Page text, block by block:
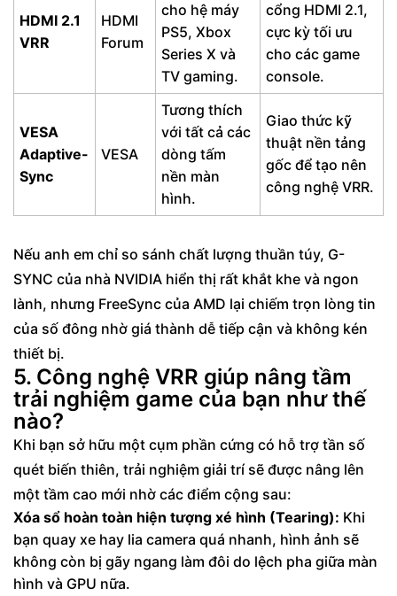
HDMI 2.1
VRR
HDMI
Forum
cho hệ máy
PS5, Xbox
Series X và
TV gaming.
cổng HDMI 2.1,
cực kỳ tối ưu
cho các game
console.
VESA
Adaptive-
Sync
VESA
Tương thích
với tất cả các
dòng tấm
nền màn
hình.
Giao thức kỹ
thuật nền tảng
gốc để tạo nên
công nghệ VRR.
Nếu anh em chỉ so sánh chất lượng thuần túy, G-
SYNC của nhà NVIDIA hiển thị rất khắt khe và ngon
lành, nhưng FreeSync của AMD lại chiếm trọn lòng tin
của số đông nhờ giá thành dễ tiếp cận và không kén
thiết bị.
5. Công nghệ VRR giúp nâng tầm
trải nghiệm game của bạn như thế
nào?
Khi bạn sở hữu một cụm phần cứng có hỗ trợ tần số
quét biến thiên, trải nghiệm giải trí sẽ được nâng lên
một tầm cao mới nhờ các điểm cộng sau:
Xóa sổ hoàn toàn hiện tượng xé hình (Tearing): Khi
bạn quay xe hay lia camera quá nhanh, hình ảnh sẽ
không còn bị gãy ngang làm đôi do lệch pha giữa màn
hình và GPU nữa.